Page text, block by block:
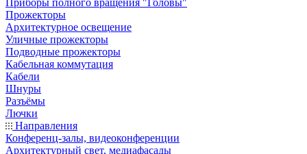
Приборы полного вращения "Головы"
Прожекторы
Архитектурное освещение
Уличные прожекторы
Подводные прожекторы
Кабельная коммутация
Кабели
Шнуры
Разъёмы
Лючки
Направления
Конференц-залы, видеоконференции
Архитектурный свет, медиафасады